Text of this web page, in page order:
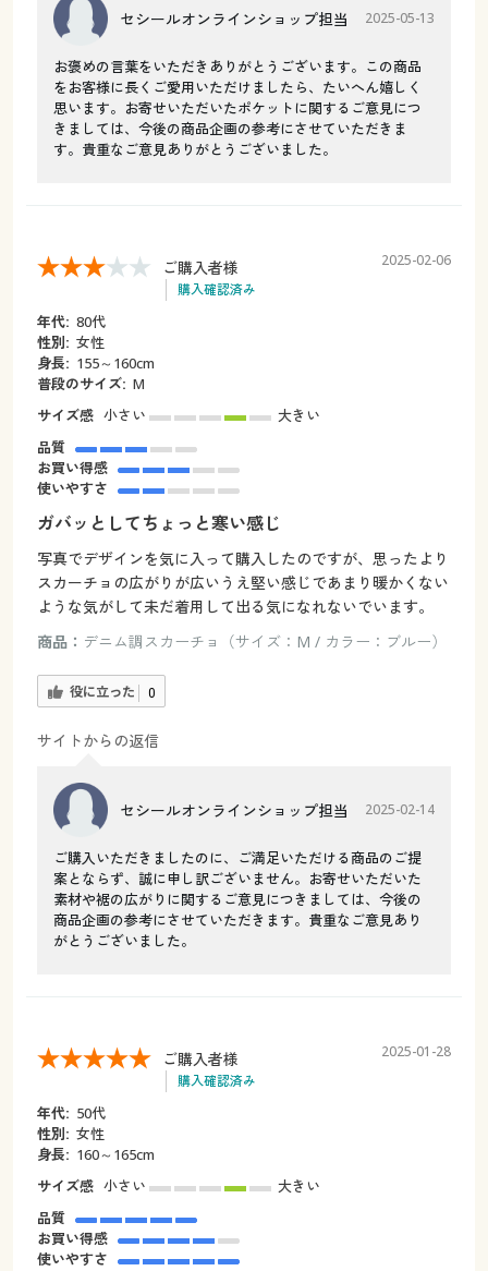
セシールオンラインショップ担当 2025-05-13
お褒めの言葉をいただきありがとうございます。この商品
をお客様に長くご愛用いただけましたら、たいへん嬉しく
思います。お寄せいただいたポケットに関するご意見につ
きましては、今後の商品企画の参考にさせていただきま
す。貴重なご意見ありがとうございました。
ご購入者様
購入確認済み
2025-02-06
年代: 80代
性別: 女性
身長: 155～160cm
普段のサイズ: M
サイズ感 小さい
大きい
品質
お買い得感
使いやすさ
ガバッとしてちょっと寒い感じ
写真でデザインを気に入って購入したのですが、思ったより
スカーチョの広がりが広いうえ堅い感じであまり暖かくない
ような気がして未だ着用して出る気になれないでいます。
商品： デニム調スカーチョ（サイズ：M / カラー：ブルー）
役に立った 0
サイトからの返信
セシールオンラインショップ担当 2025-02-14
ご購入いただきましたのに、ご満足いただける商品のご提
案とならず、誠に申し訳ございません。お寄せいただいた
素材や裾の広がりに関するご意見につきましては、今後の
商品企画の参考にさせていただきます。貴重なご意見あり
がとうございました。
ご購入者様
購入確認済み
2025-01-28
年代: 50代
性別: 女性
身長: 160～165cm
サイズ感 小さい
大きい
品質
お買い得感
使いやすさ